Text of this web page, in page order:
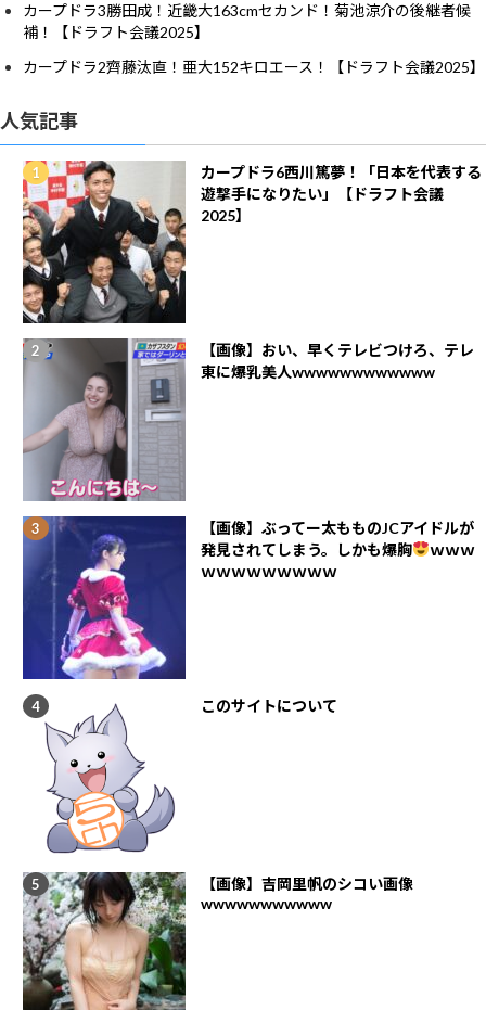
カープドラ3勝田成！近畿大163cmセカンド！菊池涼介の後継者候
補！【ドラフト会議2025】
カープドラ2齊藤汰直！亜大152キロエース！【ドラフト会議2025】
人気記事
カープドラ6西川篤夢！「日本を代表する
遊撃手になりたい」【ドラフト会議
2025】
【画像】おい、早くテレビつけろ、テレ
東に爆乳美人wwwwwwwwwwww
【画像】ぶってー太もものJCアイドルが
発見されてしまう。しかも爆胸
ｗｗｗ
ｗｗｗｗｗｗｗｗｗ
このサイトについて
【画像】吉岡里帆のシコい画像
wwwwwwwwwww